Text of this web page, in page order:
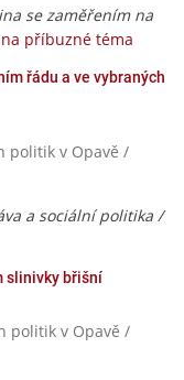
se zaměřením na
na příbuzné téma
řádu a ve vybraných
politik v Opavě /
a sociální politika /
slinivky břišní
politik v Opavě /